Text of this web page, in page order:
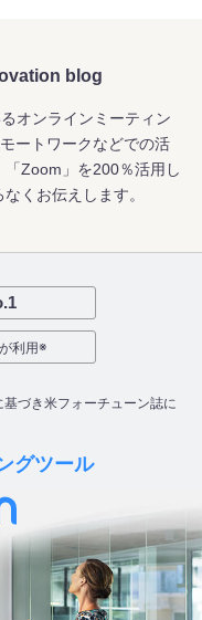
blog
オンラインミーティン
ートワークなどでの活
「Zoom」を200％活用し
くお伝えします。
利用※
づき米フォーチューン誌に
グツール